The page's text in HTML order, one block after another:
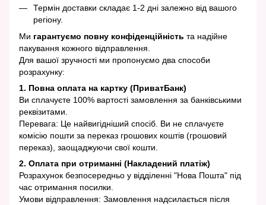
Термін доставки складає 1-2 дні залежно від вашого
регіону.
Ми гарантуємо повну конфіденційність та надійне
пакування кожного відправлення.
Для вашої зручності ми пропонуємо два способи
розрахунку:
1. Повна оплата на картку (ПриватБанк)
Ви сплачуєте 100% вартості замовлення за банківськими
реквізитами.
Перевага: Це найвигідніший спосіб. Ви не сплачуєте
комісію пошти за переказ грошових коштів (грошовий
переказ), заощаджуючи свої кошти.
2. Оплата при отриманні (Накладений платіж)
Розрахунок безпосередньо у відділенні "Нова Пошта" під
час отримання посилки.
Умови відправлення: Замовлення надсилається після